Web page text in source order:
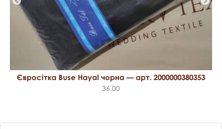
Євросітка Buse Hayal чорна — арт. 2000000380353
36.00